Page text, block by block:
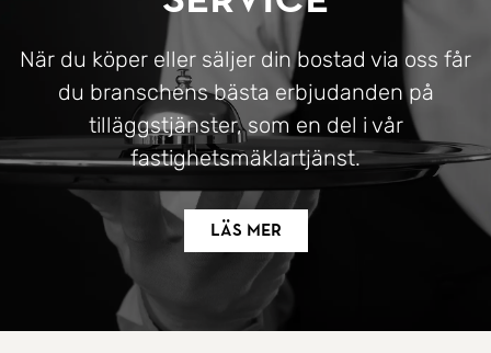
När du köper eller säljer din bostad via oss får
du branschens bästa erbjudanden på
tilläggstjänster, som en del i vår
fastighetsmäklartjänst.
Läs mer